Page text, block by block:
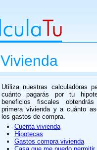
Vivienda
Utiliza nuestras calculadoras
cuánto pagarás por tu
beneficios fiscales
primera vivienda y a cuánto
los gastos de compra.
Cuenta vivienda
Hipotecas
Gastos compra vivienda